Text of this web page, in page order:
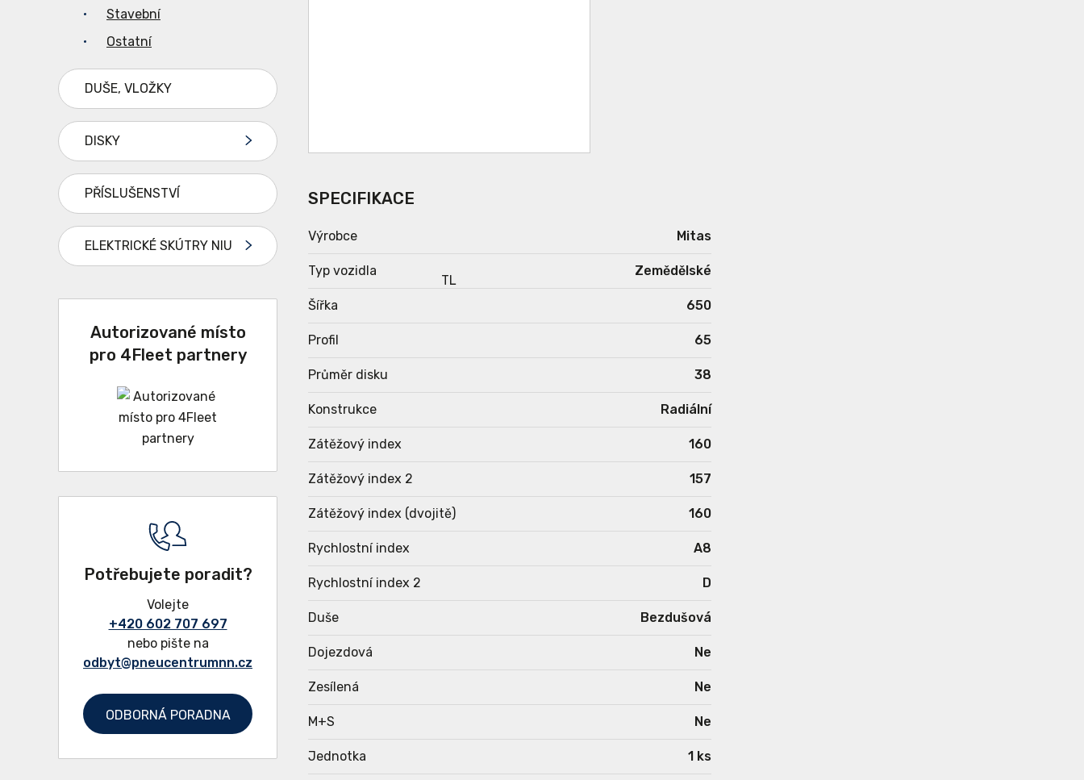
SPECIFIKACE
Výrobce Mitas
Typ vozidla Zemědělské
Šířka 650
Profil 65
Průměr disku 38
Konstrukce Radiální
Zátěžový index 160
Zátěžový index 2 157
Zátěžový index (dvojitě) 160
Rychlostní index A8
Rychlostní index 2 D
Duše Bezdušová
Dojezdová Ne
Zesílená Ne
M+S Ne
Jednotka 1 ks
Stavební
Ostatní
DUŠE, VLOŽKY
DISKY
PŘÍSLUŠENSTVÍ
ELEKTRICKÉ SKÚTRY NIU
Autorizované místo
pro 4Fleet partnery
Potřebujete poradit?
Volejte
+420 602 707 697
nebo pište na
odbyt@pneucentrumnn.cz
ODBORNÁ PORADNA